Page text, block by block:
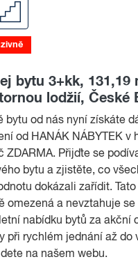
bytu 3+kk, 131,19
lodžií, České
bytu od nás nyní získáte
od HANÁK NÁBYTEK v
ZDARMA. Přijďte se
bytu a zjistěte, co
dokázali zařídit.
omezená a nevztahuje se
nabídku bytů za akční
při rychlém jednání až do
na našem webu.